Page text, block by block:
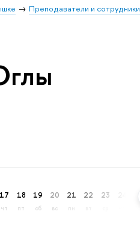
Преподаватели и сотрудники
17
чт
18
пт
19
сб
20
вс
21
пн
22 23